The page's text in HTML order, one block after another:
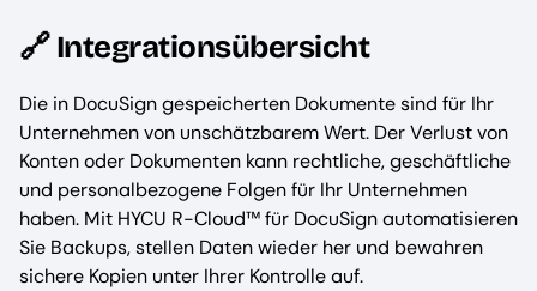
🔗 Integrationsübersicht
Die in DocuSign gespeicherten Dokumente sind für Ihr
Unternehmen von unschätzbarem Wert. Der Verlust von
Konten oder Dokumenten kann rechtliche, geschäftliche
und personalbezogene Folgen für Ihr Unternehmen
haben. Mit HYCU R-Cloud™ für DocuSign automatisieren
Sie Backups, stellen Daten wieder her und bewahren
sichere Kopien unter Ihrer Kontrolle auf.